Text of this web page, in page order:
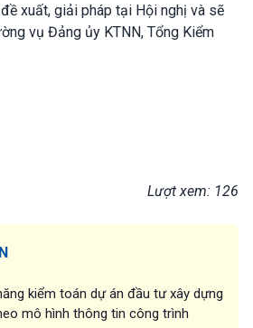
xuất, giải pháp tại Hội nghị và sẽ
vụ Đảng ủy KTNN, Tổng Kiểm
Lượt xem: 126
kiểm toán dự án đầu tư xây dựng
mô hình thông tin công trình